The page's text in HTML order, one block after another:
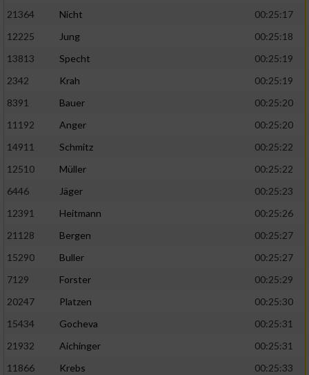
21364
Nicht
00:25:17
12225
Jung
00:25:18
13813
Specht
00:25:19
2342
Krah
00:25:19
8391
Bauer
00:25:20
11192
Anger
00:25:20
14911
Schmitz
00:25:22
12510
Müller
00:25:22
6446
Jäger
00:25:23
12391
Heitmann
00:25:26
21128
Bergen
00:25:27
15290
Buller
00:25:27
7129
Forster
00:25:29
20247
Platzen
00:25:30
15434
Gocheva
00:25:31
21932
Aichinger
00:25:31
11866
Krebs
00:25:33